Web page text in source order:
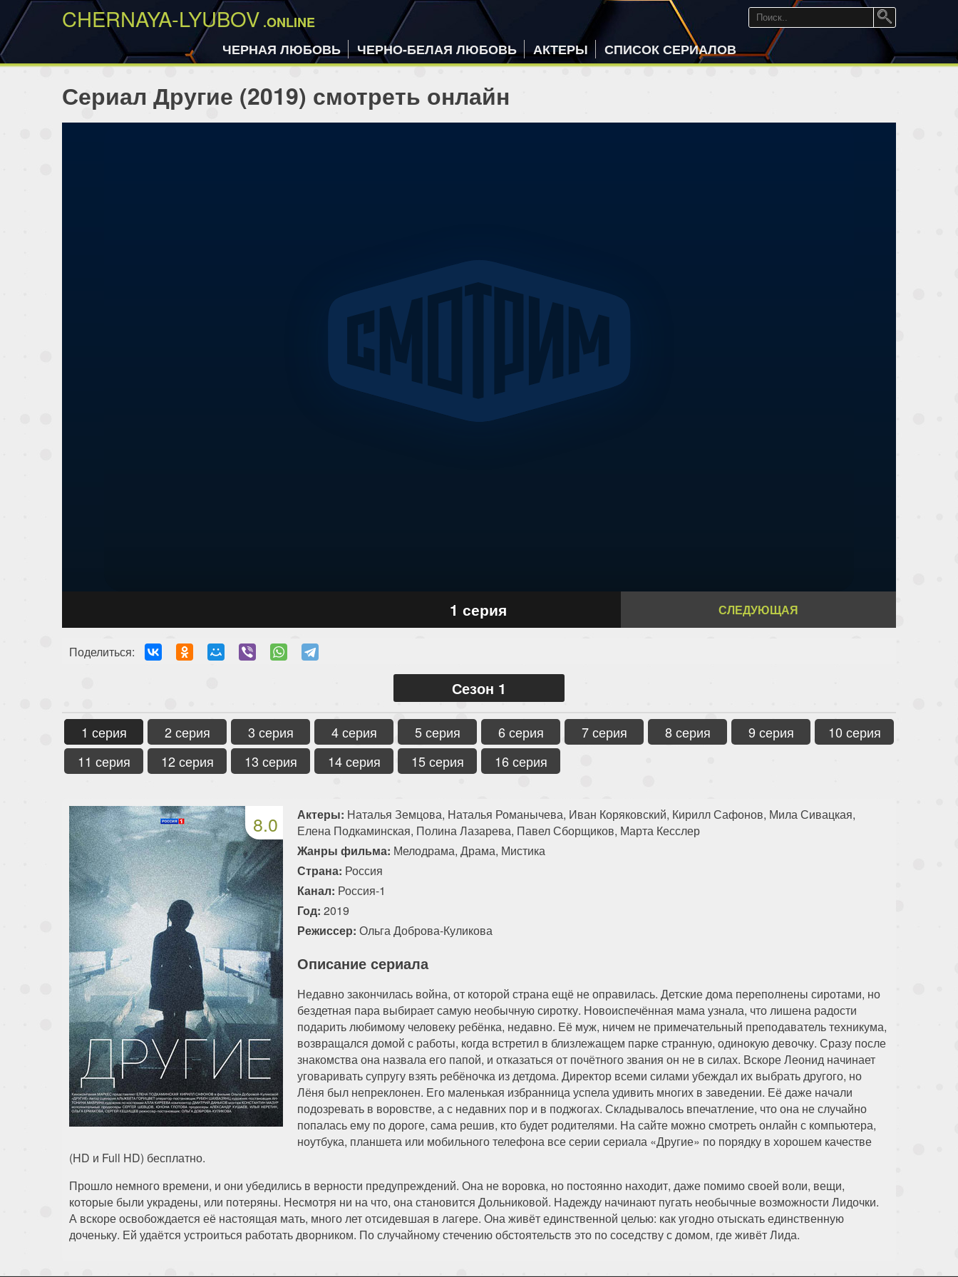
CHERNAYA-LYUBOV .ONLINE
ЧЕРНАЯ ЛЮБОВЬ
ЧЕРНО-БЕЛАЯ ЛЮБОВЬ АКТЕРЫ СПИСОК СЕРИАЛОВ
Сериал Другие (2019) смотреть онлайн
1 серия СЛЕДУЮЩАЯ
Поделиться:
Сезон 1
1 серия 2 серия 3 серия 4 серия 5 серия 6 серия 7 серия 8 серия 9 серия
10 серия
11 серия
12 серия 13 серия 14 серия 15 серия 16 серия
8.0 Актеры: Наталья Земцова, Наталья Романычева, Иван Коряковский, Кирилл Сафонов, Мила Сивацкая,
Елена Подкаминская, Полина Лазарева, Павел Сборщиков, Марта Кесслер
Жанры фильма: Мелодрама, Драма, Мистика
Страна: Россия
Канал: Россия-1
Год: 2019
Режиссер: Ольга Доброва-Куликова
Описание сериала
Недавно закончилась война, от которой страна ещё не оправилась. Детские дома переполнены сиротами, но
бездетная пара выбирает самую необычную сиротку. Новоиспечённая мама узнала, что лишена радости
подарить любимому человеку ребёнка, недавно. Её муж, ничем не примечательный преподаватель техникума,
возвращался домой с работы, когда встретил в близлежащем парке странную, одинокую девочку. Сразу после
знакомства она назвала его папой, и отказаться от почётного звания он не в силах. Вскоре Леонид начинает
уговаривать супругу взять ребёночка из детдома. Директор всеми силами убеждал их выбрать другого, но
Лёня был непреклонен. Его маленькая избранница успела удивить многих в заведении. Её даже начали
подозревать в воровстве, а с недавних пор и в поджогах. Складывалось впечатление, что она не случайно
попалась ему по дороге, сама решив, кто будет родителями. На сайте можно смотреть онлайн с компьютера,
ноутбука, планшета или мобильного телефона все серии сериала «Другие» по порядку в хорошем качестве
(HD и Full HD) бесплатно.
Прошло немного времени, и они убедились в верности предупреждений. Она не воровка, но постоянно находит, даже помимо своей воли, вещи,
которые были украдены, или потеряны. Несмотря ни на что, она становится Дольниковой. Надежду начинают пугать необычные возможности Лидочки.
А вскоре освобождается её настоящая мать, много лет отсидевшая в лагере. Она живёт единственной целью: как угодно отыскать единственную
доченьку. Ей удаётся устроиться работать дворником. По случайному стечению обстоятельств это по соседству с домом, где живёт Лида.